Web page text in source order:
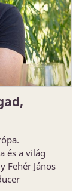
és a világ
Fehér János